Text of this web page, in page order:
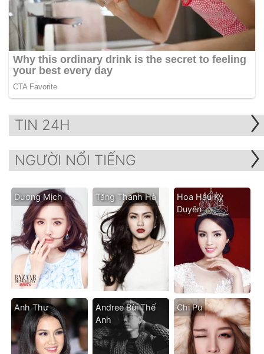
TIN 24H
NGƯỜI NỔI TIẾNG
Dương Mịch Tăng Thanh Hà
Hoa Hậu Kỳ
Duyên
Anh Thư
Andree Bùi Thế
Anh
Chi Pu